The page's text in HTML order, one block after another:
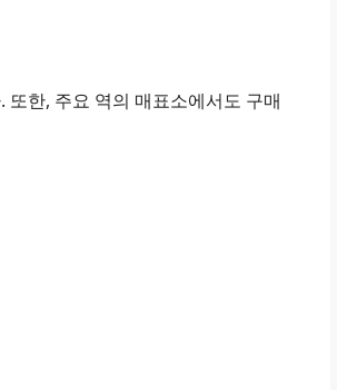
한, 주요 역의 매표소에서도 구매